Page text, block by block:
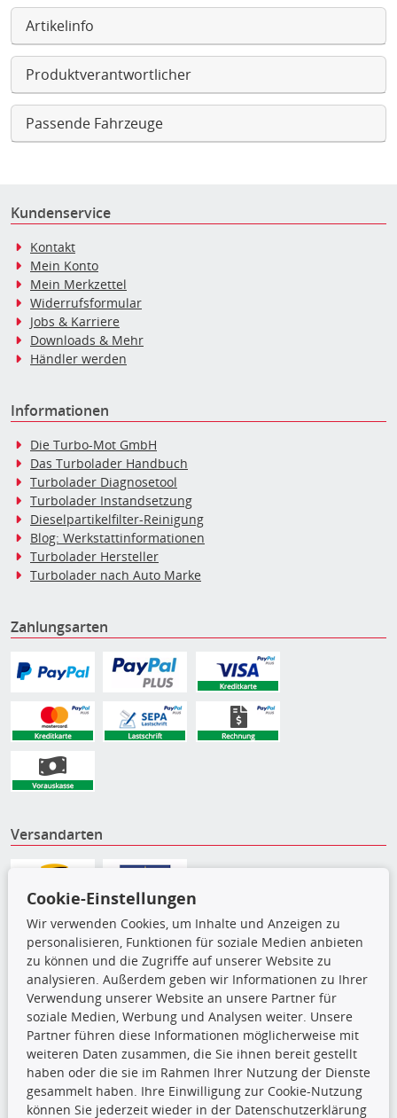
Artikelinfo
Produktverantwortlicher
Passende Fahrzeuge
Kundenservice
Kontakt
Mein Konto
Mein Merkzettel
Widerrufsformular
Jobs & Karriere
Downloads & Mehr
Händler werden
Informationen
Die Turbo-Mot GmbH
Das Turbolader Handbuch
Turbolader Diagnosetool
Turbolader Instandsetzung
Dieselpartikelfilter-Reinigung
Blog: Werkstattinformationen
Turbolader Hersteller
Turbolader nach Auto Marke
Zahlungsarten
Versandarten
Die hier angezeigten Daten,
insbesondere die gesamte Datenbank,
dürfen nicht kopiert werden. Es ist zu
unterlassen, die Daten oder die gesamte Datenbank ohne
Cookie-Einstellungen
Wir verwenden Cookies, um Inhalte und Anzeigen zu
personalisieren, Funktionen für soziale Medien anbieten
zu können und die Zugriffe auf unserer Website zu
analysieren. Außerdem geben wir Informationen zu Ihrer
Verwendung unserer Website an unsere Partner für
soziale Medien, Werbung und Analysen weiter. Unsere
Partner führen diese Informationen möglicherweise mit
weiteren Daten zusammen, die Sie ihnen bereit gestellt
haben oder die sie im Rahmen Ihrer Nutzung der Dienste
gesammelt haben. Ihre Einwilligung zur Cookie-Nutzung
können Sie jederzeit wieder in der Datenschutzerklärung